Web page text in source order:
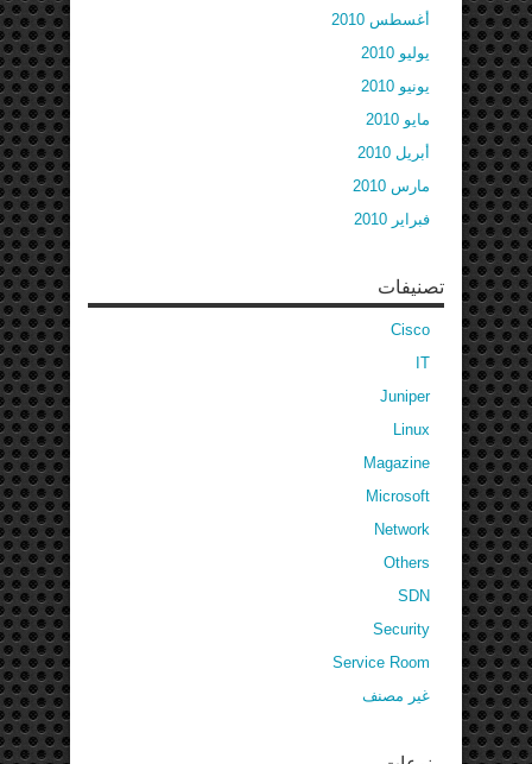
أغسطس 2010
يوليو 2010
يونيو 2010
مايو 2010
أبريل 2010
مارس 2010
فبراير 2010
تصنيفات
Cisco
IT
Juniper
Linux
Magazine
Microsoft
Network
Others
SDN
Security
Service Room
غير مصنف